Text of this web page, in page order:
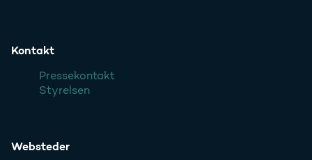
Kontakt
Pressekontakt
Styrelsen
Websteder